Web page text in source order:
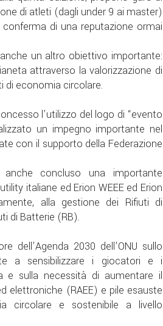
di atleti (dagli under 9 ai master)
di una reputazione ormai
un altro obiettivo importante:
attraverso la valorizzazione di
economia circolare.
l’utilizzo del logo di “evento
un impegno importante nel
con il supporto della Federazione
concluso una importante
italiane ed Erion WEEE ed Erion
alla gestione dei Rifiuti di
di Batterie (RB).
2030 dell’ONU sullo
a sensibilizzare i giocatori e i
e sulla necessità di aumentare il
elettroniche (RAEE) e pile esauste
circolare e sostenibile a livello